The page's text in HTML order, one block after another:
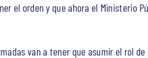
el orden y que ahora el Ministerio
van a tener que asumir el rol